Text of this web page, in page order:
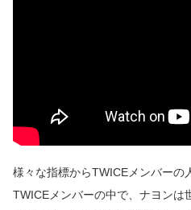
様々な指標からTWICEメンバーの
TWICEメンバーの中で、ナヨンは